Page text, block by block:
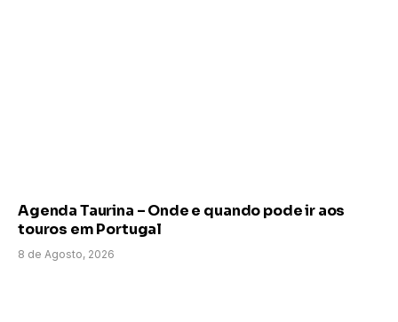
Agenda Taurina – Onde e quando pode ir aos
touros em Portugal
8 de Agosto, 2026